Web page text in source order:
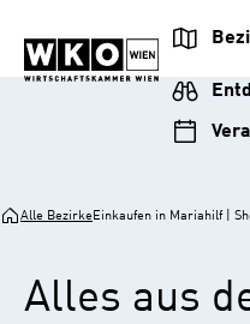
Unternehmensnavigation
springen
Inhalt
springen
Hauptnavigation
springen
Footer
springen
Alle BezirkeEinkaufen in Mariahilf |
Alles aus